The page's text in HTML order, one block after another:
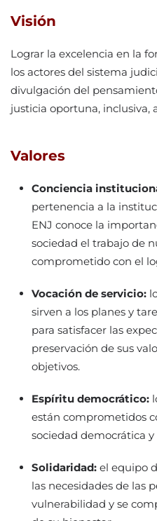
Visión
Lograr la excelencia en la
los actores del sistema
divulgación del
justicia oportuna, inclusiva,
Valores
Conciencia
pertenencia a la
ENJ conoce la
sociedad el trabajo de
comprometido con el
Vocación de servicio:
sirven a los planes y
para satisfacer las
preservación de sus
objetivos.
Espíritu democrático:
están comprometidos
sociedad democrática
Solidaridad: el equipo
las necesidades de las
vulnerabilidad y se